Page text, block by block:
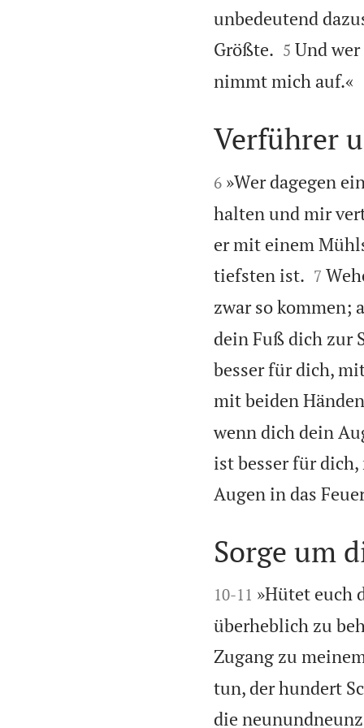
unbedeutend
Größte.
5 Und
nimmt mich auf.«

Verführer

6 »Wer dagegen
halten und mir
er mit einem
tiefsten ist.
7
zwar so kommen;
dein Fuß dich zur
besser für dich,
mit beiden
wenn dich dein
ist besser für
Augen in das

Sorge um

10-11 »Hütet euch
überheblich zu
Zugang zu
tun, der hundert
die